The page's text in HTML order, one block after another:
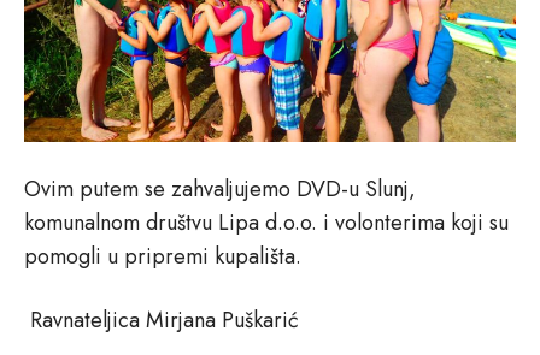
Ovim putem se zahvaljujemo DVD-u Slunj,
komunalnom društvu Lipa d.o.o. i volonterima koji su
pomogli u pripremi kupališta.
Ravnateljica Mirjana Puškarić